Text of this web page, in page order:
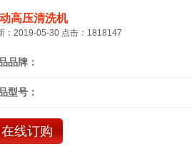
高压清洗机
：2019-05-30 点击：1818147
品牌：
型号：
在线订购